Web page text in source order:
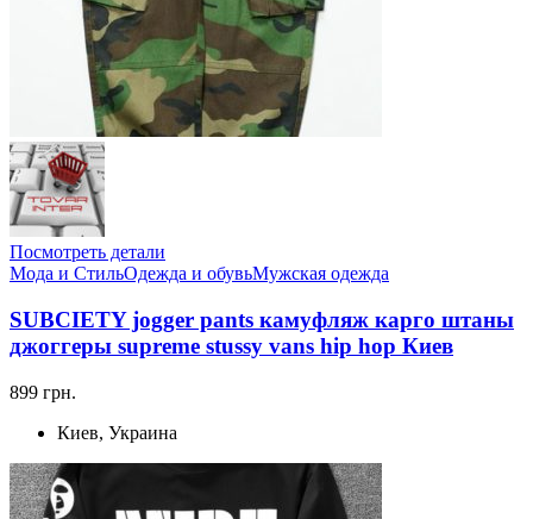
Посмотреть детали
Мода и СтильОдежда и обувьМужская одежда
SUBCIETY jogger pants камуфляж карго штаны
джоггеры supreme stussy vans hip hop Киев
899 грн.
Киев, Украина